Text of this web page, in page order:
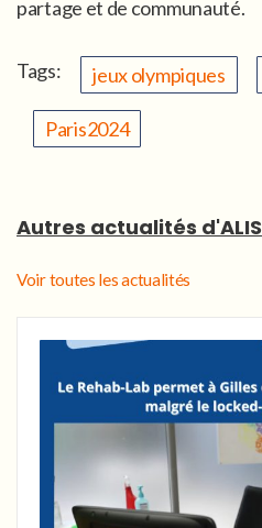
partage et de communauté.
Tags: jeux olympiques
Paris2024
Autres actualités d'ALIS
Voir toutes les actualités